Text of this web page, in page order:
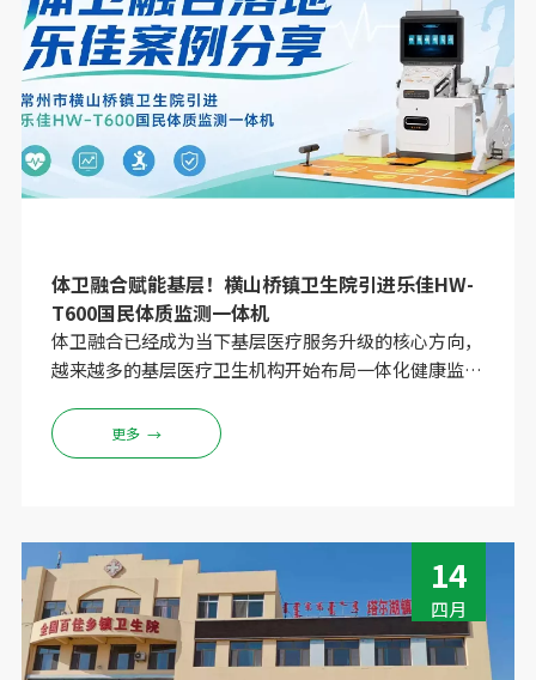
体卫融合赋能基层！横山桥镇卫生院引进乐佳HW-
T600国民体质监测一体机
体卫融合已经成为当下基层医疗服务升级的核心方向，
越来越多的基层医疗卫生机构开始布局一体化健康监测
家分享一则合作案例，看河南乐佳HW-T600如何助力
常州基层卫生院打造体卫融合服务新场景。
更多 →
14
四月